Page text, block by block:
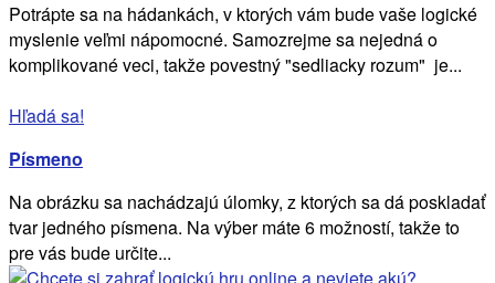
Potrápte sa na hádankách, v ktorých vám bude vaše logické
myslenie veľmi nápomocné. Samozrejme sa nejedná o
komplikované veci, takže povestný "sedliacky rozum" je...
Hľadá sa!
Písmeno
Na obrázku sa nachádzajú úlomky, z ktorých sa dá poskladať
tvar jedného písmena. Na výber máte 6 možností, takže to
pre vás bude určite...